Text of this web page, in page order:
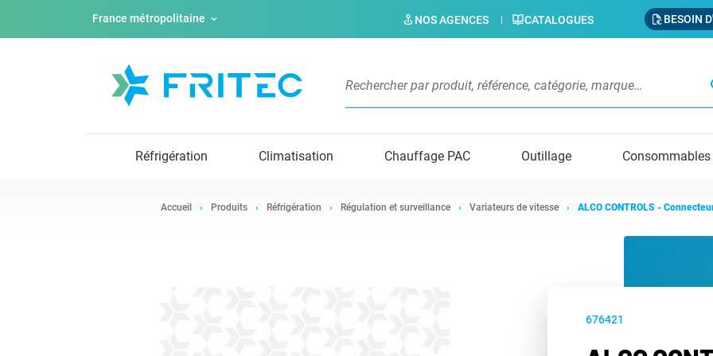
France métropolitaine NOS AGENCES CATALOGUES BESOIN
Réfrigération Climatisation Chauffage PAC Outillage Consommables
Accueil Produits Réfrigération Régulation et surveillance Variateurs de vitesse ALCO CONTROLS -
676421